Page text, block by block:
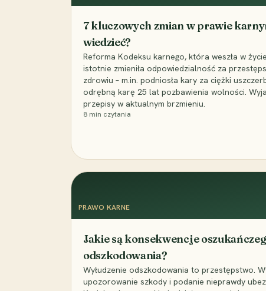
7 kluczowych zmian w prawie
wiedzieć?
Reforma Kodeksu karnego, która weszła w
istotnie zmieniła odpowiedzialność za
zdrowiu – m.in. podniosła kary za ciężki
odrębną karę 25 lat pozbawienia wolności.
przepisy w aktualnym brzmieniu.
8 min czytania
PRAWO KARNE
Jakie są konsekwencje
odszkodowania?
Wyłudzenie odszkodowania to przestępstwo.
upozorowanie szkody i podanie nieprawdy